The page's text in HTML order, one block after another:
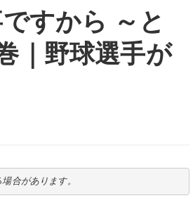
すから ～と
｜野球選手が
合があります。